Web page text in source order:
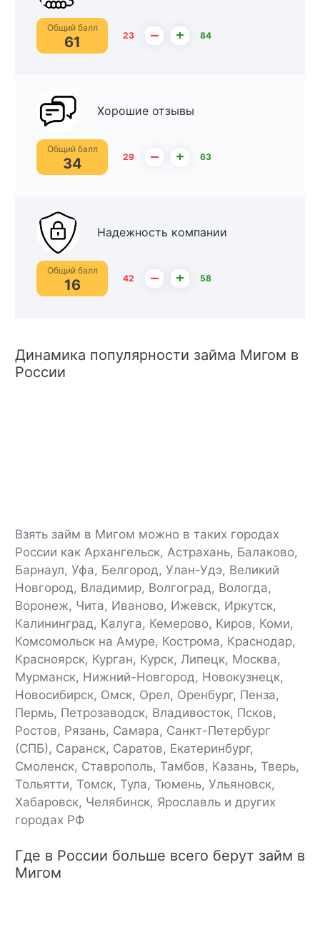
Общий балл
61 23 – + 84
Хорошие отзывы
Общий балл
34 29 – + 63
Надежность компании
Общий балл
16 42 – + 58
Динамика популярности займа Мигом в
России
Взять займ в Мигом можно в таких городах
России как Архангельск, Астрахань, Балаково,
Барнаул, Уфа, Белгород, Улан-Удэ, Великий
Новгород, Владимир, Волгоград, Вологда,
Воронеж, Чита, Иваново, Ижевск, Иркутск,
Калининград, Калуга, Кемерово, Киров, Коми,
Комсомольск на Амуре, Кострома, Краснодар,
Красноярск, Курган, Курск, Липецк, Москва,
Мурманск, Нижний-Новгород, Новокузнецк,
Новосибирск, Омск, Орел, Оренбург, Пенза,
Пермь, Петрозаводск, Владивосток, Псков,
Ростов, Рязань, Самара, Санкт-Петербург
(СПБ), Саранск, Саратов, Екатеринбург,
Смоленск, Ставрополь, Тамбов, Казань, Тверь,
Тольятти, Томск, Тула, Тюмень, Ульяновск,
Хабаровск, Челябинск, Ярославль и других
городах РФ
Где в России больше всего берут займ в
Мигом